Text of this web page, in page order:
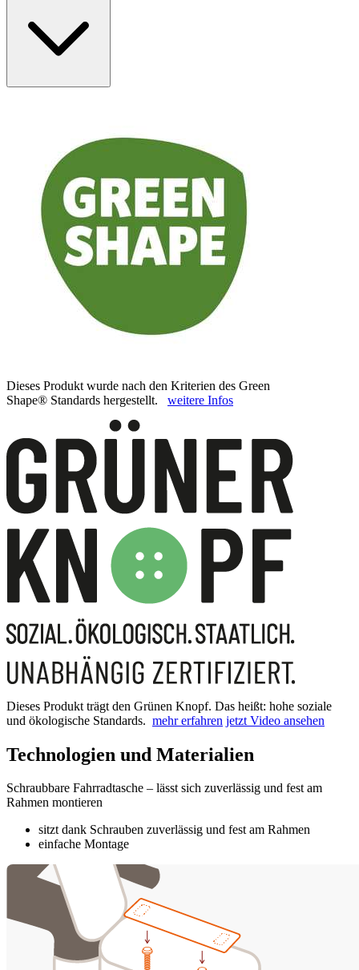
Dieses Produkt wurde nach den Kriterien des Green
Shape® Standards hergestellt. weitere Infos
Dieses Produkt trägt den Grünen Knopf. Das heißt: hohe soziale
und ökologische Standards. mehr erfahren jetzt Video ansehen
Technologien und Materialien
Schraubbare Fahrradtasche – lässt sich zuverlässig und fest am
Rahmen montieren
sitzt dank Schrauben zuverlässig und fest am Rahmen
einfache Montage